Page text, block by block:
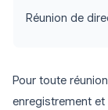
Réunion de
Pour toute
enregistrement et